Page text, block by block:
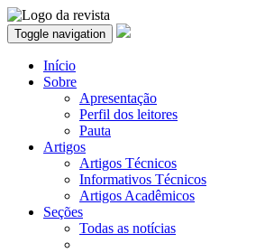
Toggle navigation
Início
Sobre
Apresentação
Perfil dos leitores
Pauta
Artigos
Artigos Técnicos
Informativos Técnicos
Artigos Acadêmicos
Seções
Todas as notícias